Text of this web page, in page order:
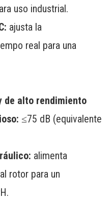
uso industrial.
ajusta la
real para una
de alto rendimiento
≤75 dB (equivalente
alimenta
rotor para un